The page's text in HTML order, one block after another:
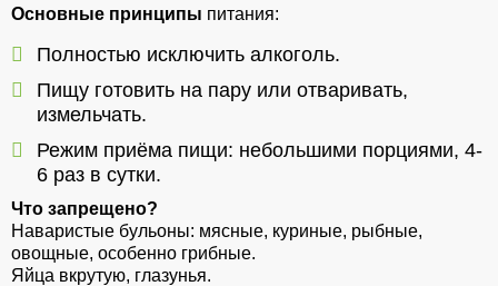
Основные принципы питания:
Полностью исключить алкоголь.
Пищу готовить на пару или отваривать,
измельчать.
Режим приёма пищи: небольшими порциями, 4-
6 раз в сутки.
Что запрещено?
Наваристые бульоны: мясные, куриные, рыбные,
овощные, особенно грибные.
Яйца вкрутую, глазунья.